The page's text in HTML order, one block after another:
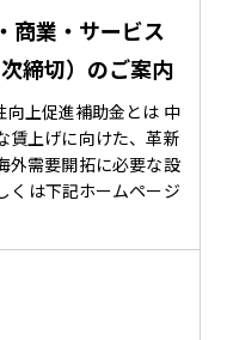
商業・サービス
締切）のご案内
上促進補助金とは 中
賃上げに向けた、革新
外需要開拓に必要な設
くは下記ホームページ